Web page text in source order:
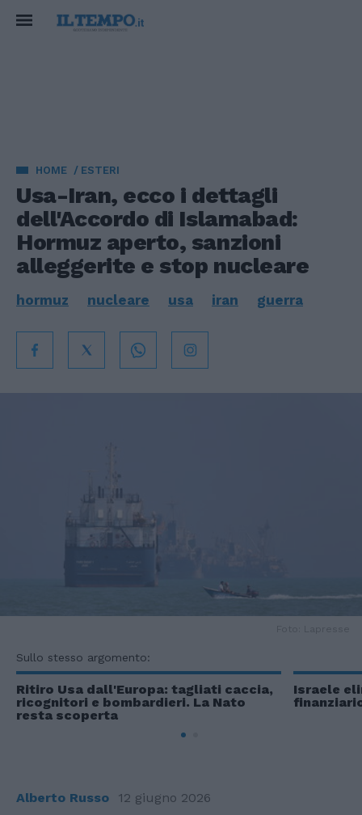
HOME ESTERI
Usa-Iran, ecco i dettagli
dell'Accordo di Islamabad:
Hormuz aperto, sanzioni
alleggerite e stop nucleare
hormuz nucleare usa iran guerra
Sullo stesso argomento:
Ritiro Usa dall'Europa: tagliati caccia,
ricognitori e bombardieri. La Nato
resta scoperta
Israele
Alberto Russo 12 giugno 2026